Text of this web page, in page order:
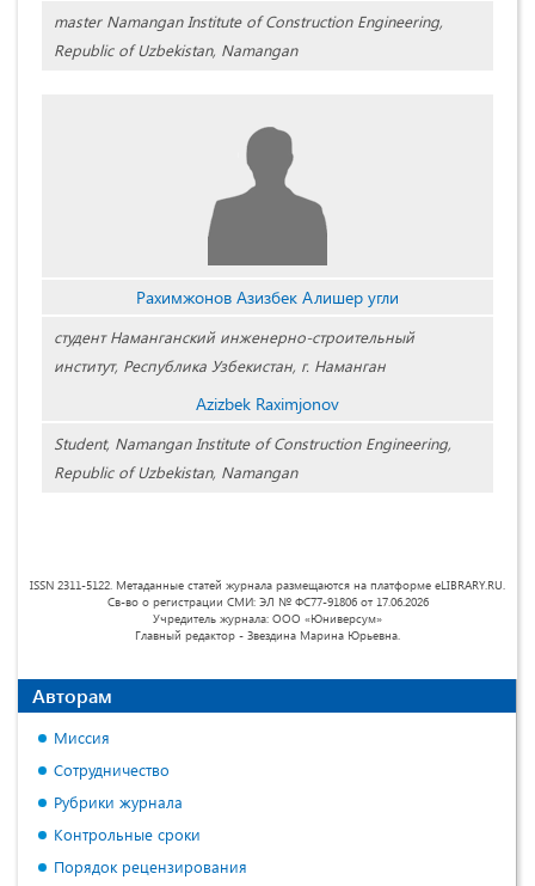
master Namangan Institute of Construction Engineering,
Republic of Uzbekistan, Namangan
Рахимжонов Азизбек Алишер угли
студент Наманганский инженерно-строительный
институт, Республика Узбекистан, г. Наманган
Azizbek Raximjonov
Student, Namangan Institute of Construction Engineering,
Republic of Uzbekistan, Namangan
ISSN 2311-5122. Метаданные статей журнала размещаются на платформе eLIBRARY.RU.
Св-во о регистрации СМИ: ЭЛ № ФС77-91806 от 17.06.2026
Учредитель журнала: ООО «Юниверсум»
Главный редактор - Звездина Марина Юрьевна.
Авторам
Миссия
Сотрудничество
Рубрики журнала
Контрольные сроки
Порядок рецензирования